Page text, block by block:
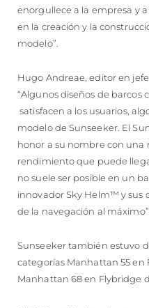
enorgullece a la empresa y
en la creación y la
modelo”.
Hugo Andreae, editor en
“Algunos diseños de barcos
satisfacen a los usuarios,
modelo de Sunseeker. El
honor a su nombre con una
rendimiento que puede
no suele ser posible en un
innovador Sky Helm™ y sus
de la navegación al máximo”.
Sunseeker también estuvo
categorías Manhattan 55 en
Manhattan 68 en Flybridge